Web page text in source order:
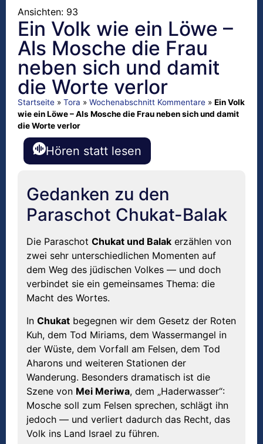
Ansichten: 93
Ein Volk wie ein Löwe –
Als Mosche die Frau
neben sich und damit
die Worte verlor
Startseite » Tora » Wochenabschnitt Kommentare » Ein Volk
wie ein Löwe – Als Mosche die Frau neben sich und damit
die Worte verlor
Hören statt lesen
Gedanken zu den
Paraschot Chukat-Balak
Die Paraschot Chukat und Balak erzählen von
zwei sehr unterschiedlichen Momenten auf
dem Weg des jüdischen Volkes — und doch
verbindet sie ein gemeinsames Thema: die
Macht des Wortes.
In Chukat begegnen wir dem Gesetz der Roten
Kuh, dem Tod Miriams, dem Wassermangel in
der Wüste, dem Vorfall am Felsen, dem Tod
Aharons und weiteren Stationen der
Wanderung. Besonders dramatisch ist die
Szene von Mei Meriwa, dem „Haderwasser“:
Mosche soll zum Felsen sprechen, schlägt ihn
jedoch — und verliert dadurch das Recht, das
Volk ins Land Israel zu führen.